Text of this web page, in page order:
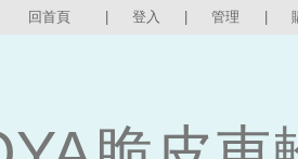
回首頁 登入 管理